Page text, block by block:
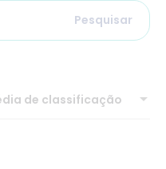
Pesquisar
de classificação